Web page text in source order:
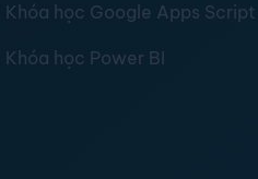
Khóa học Google Apps Script
Khóa học Power BI